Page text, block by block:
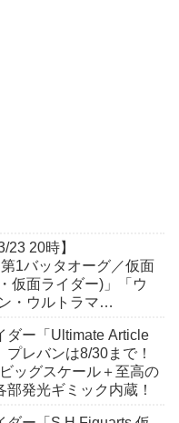
23 20時】
1バッタオーグ／仮面
仮面ライダー)」「ウ
・ウルトラマ
！
ダー「Ultimate Article
プレバンは8/30まで！
ッグスケール＋至高の
部発光ギミック内蔵！